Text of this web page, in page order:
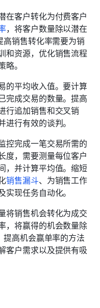
在客户转化为付费客户
，将客户数量除以潜在
销售转化率需要为销
和资源，优化销售流程
。
的平均收入值。要计算
完成交易的数量。提高
行追加销售和交叉销
行有效的谈判。
控完成一笔交易所需的
度，需要测量每位客户
，并计算平均值。缩短
销售漏斗、为销售工作
现任务自动化。
将销售机会转化为成交
，将赢得的机会数量除
高机会赢单率的方法
客户需求以及提供有吸